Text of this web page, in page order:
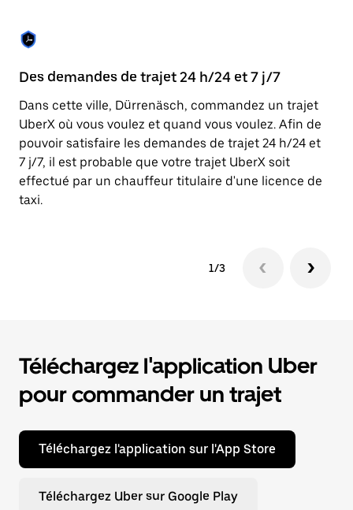
Des demandes de trajet 24 h/24 et 7 j/7
Dans cette ville, Dürrenäsch, commandez un trajet
UberX où vous voulez et quand vous voulez. Afin de
pouvoir satisfaire les demandes de trajet 24 h/24 et
7 j/7, il est probable que votre trajet UberX soit
effectué par un chauffeur titulaire d'une licence de
taxi.
1/3
Téléchargez l'application Uber
pour commander un trajet
Téléchargez l'application sur l'App Store
Téléchargez Uber sur Google Play